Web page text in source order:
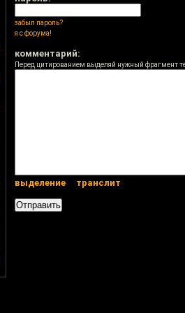
забыл пароль?
я с форума!
комментарий:
Перед цитированием выделяй нужный фрагмент
выделение транслит